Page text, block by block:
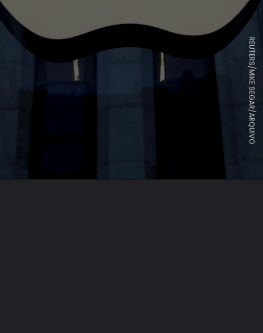
REUTERS/MIKE SEGAR/ARQUIVO